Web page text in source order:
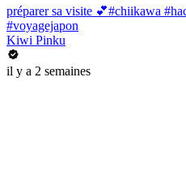
préparer sa visite 💕#chiikawa
#voyagejapon
Kiwi Pinku
il y a 2 semaines